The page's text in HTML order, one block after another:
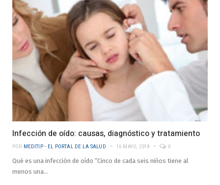
Infección de oído: causas, diagnóstico y tratamiento
POR MEDITIP - EL PORTAL DE LA SALUD 16 MAYO, 2018 0
Qué es una infección de oído “Cinco de cada seis niños tiene al
menos una…